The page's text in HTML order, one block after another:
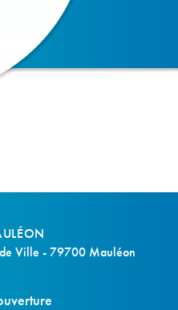
Ville - 79700 Mauléon